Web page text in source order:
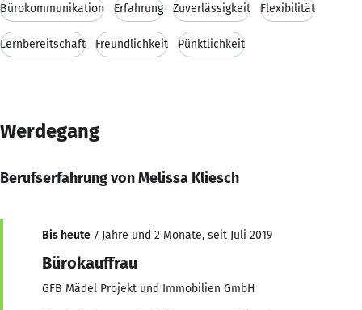
Bürokommunikation Erfahrung Zuverlässigkeit Flexibilität
Lernbereitschaft Freundlichkeit Pünktlichkeit
Werdegang
Berufserfahrung von Melissa Kliesch
Bis heute 7 Jahre und 2 Monate, seit Juli 2019
Bürokauffrau
GFB Mädel Projekt und Immobilien GmbH